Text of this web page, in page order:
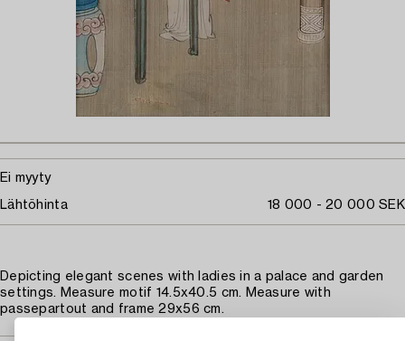
Ei myyty
Lähtöhinta 18 000 - 20 000 SEK
Depicting elegant scenes with ladies in a palace and garden
settings. Measure motif 14.5x40.5 cm. Measure with
passepartout and frame 29x56 cm.